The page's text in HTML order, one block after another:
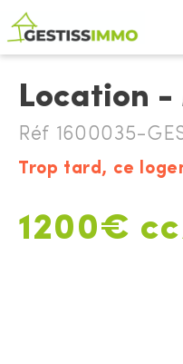
Location -
Réf 1600035-
Trop tard, ce
1200€